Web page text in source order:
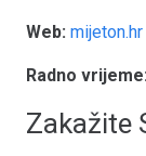
Web: mijeton.hr
Radno vrijeme:
Zakažite